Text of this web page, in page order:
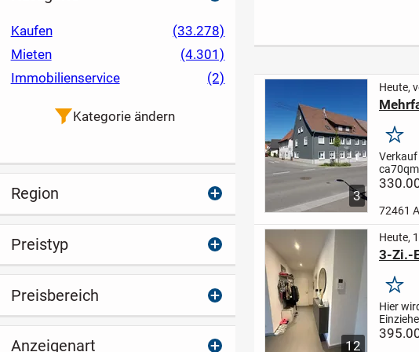
3
Heute,
72461
12
Heute,
3-Zi.-
Hier
Kaufen
(33.278)
Mieten
(4.301)
Immobilienservice
(2)
Kategorie ändern
Region
Preistyp
Preisbereich
Anzeigenart